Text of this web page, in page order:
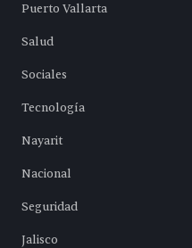
Puerto Vallarta
Salud
Sociales
Tecnología
Nayarit
Nacional
Seguridad
Jalisco